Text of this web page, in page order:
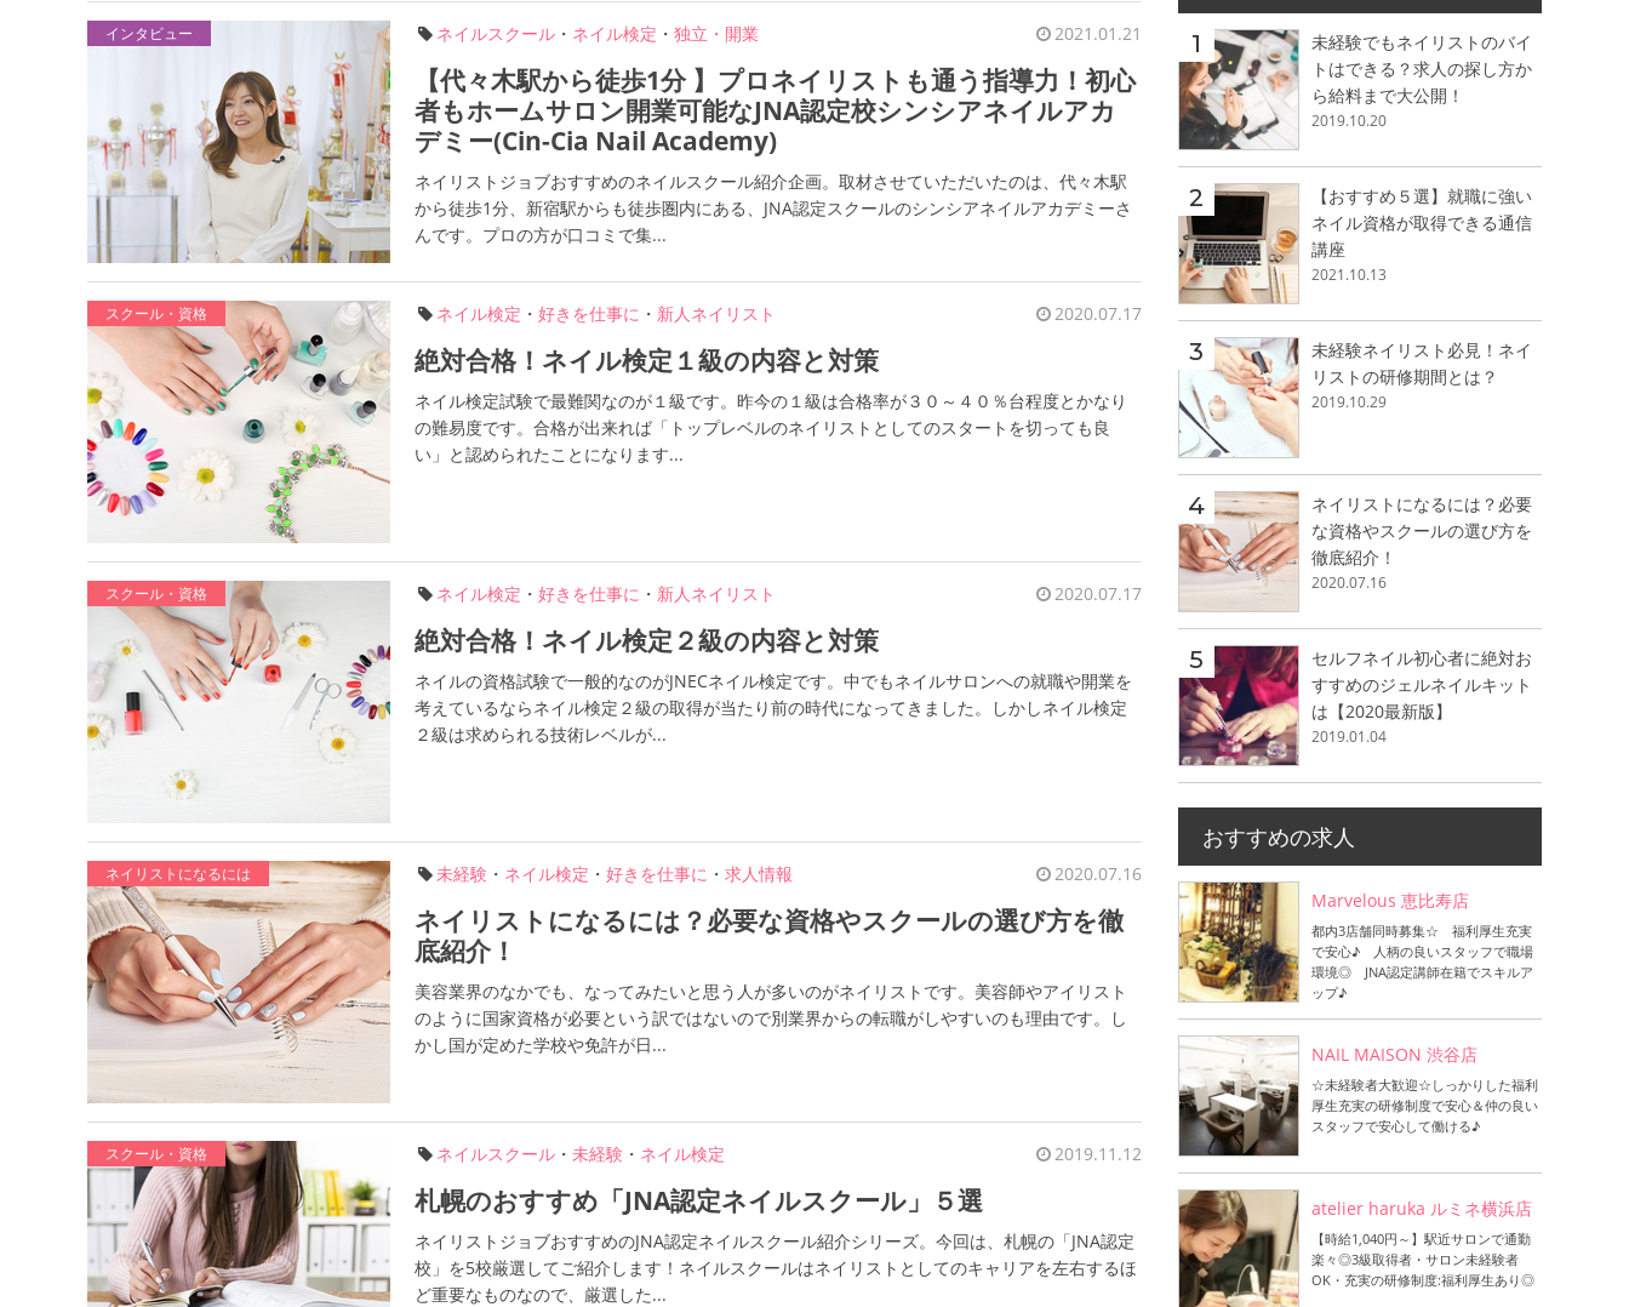
インタビュー ネイルスクール ・ ネイル検定 ・ 独立・開業 2021.01.21
【代々木駅から徒歩1分 】プロネイリストも通う指導力！初心
者もホームサロン開業可能なJNA認定校シンシアネイルアカ
デミー(Cin-Cia Nail Academy)
ネイリストジョブおすすめのネイルスクール紹介企画。取材させていただいたのは、代々木駅
から徒歩1分、新宿駅からも徒歩圏内にある、JNA認定スクールのシンシアネイルアカデミーさ
んです。プロの方が口コミで集...
スクール・資格 ネイル検定 ・ 好きを仕事に ・ 新人ネイリスト 2020.07.17
絶対合格！ネイル検定１級の内容と対策
ネイル検定試験で最難関なのが１級です。昨今の１級は合格率が３０～４０％台程度とかなり
の難易度です。合格が出来れば「トップレベルのネイリストとしてのスタートを切っても良
い」と認められたことになります...
スクール・資格 ネイル検定 ・ 好きを仕事に ・ 新人ネイリスト 2020.07.17
絶対合格！ネイル検定２級の内容と対策
ネイルの資格試験で一般的なのがJNECネイル検定です。中でもネイルサロンへの就職や開業を
考えているならネイル検定２級の取得が当たり前の時代になってきました。しかしネイル検定
２級は求められる技術レベルが...
ネイリストになるには 未経験 ・ ネイル検定 ・ 好きを仕事に ・ 求人情報 2020.07.16
ネイリストになるには？必要な資格やスクールの選び方を徹
底紹介！
美容業界のなかでも、なってみたいと思う人が多いのがネイリストです。美容師やアイリスト
のように国家資格が必要という訳ではないので別業界からの転職がしやすいのも理由です。し
かし国が定めた学校や免許が日...
スクール・資格 ネイルスクール ・ 未経験 ・ ネイル検定 2019.11.12
札幌のおすすめ「JNA認定ネイルスクール」５選
ネイリストジョブおすすめのJNA認定ネイルスクール紹介シリーズ。今回は、札幌の「JNA認定
校」を5校厳選してご紹介します！ネイルスクールはネイリストとしてのキャリアを左右するほ
ど重要なものなので、厳選した...
未経験でもネイリストのバイ
トはできる？求人の探し方か
ら給料まで大公開！
2019.10.20
【おすすめ５選】就職に強い
ネイル資格が取得できる通信
講座
2021.10.13
未経験ネイリスト必見！ネイ
リストの研修期間とは？
2019.10.29
ネイリストになるには？必要
な資格やスクールの選び方を
徹底紹介！
2020.07.16
セルフネイル初心者に絶対お
すすめのジェルネイルキット
は【2020最新版】
2019.01.04
おすすめの求人
Marvelous 恵比寿店
都内3店舗同時募集☆ 福利厚生充実
で安心♪ 人柄の良いスタッフで職場
環境◎ JNA認定講師在籍でスキルア
ップ♪
NAIL MAISON 渋谷店
☆未経験者大歓迎☆しっかりした福利
厚生充実の研修制度で安心＆仲の良い
スタッフで安心して働ける♪
atelier haruka ルミネ横浜店
【時給1,040円～】駅近サロンで通勤
楽々◎3級取得者・サロン未経験者
OK・充実の研修制度:福利厚生あり◎